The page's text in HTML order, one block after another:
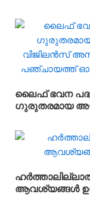
കുളങ്ങളിൽ
ലൈഫ് ഭവന
ഗുരുതരമായ
പഞ്ചായത്ത്
നടത്തി
ആവശ്യങ്ങൾ